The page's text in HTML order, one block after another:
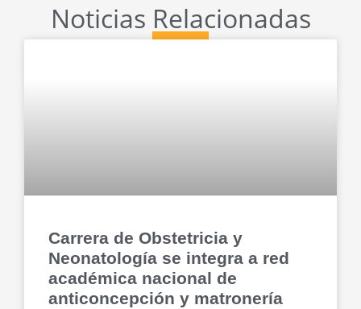
Noticias Relacionadas
Carrera de Obstetricia y
Neonatología se integra a red
académica nacional de
anticoncepción y matronería